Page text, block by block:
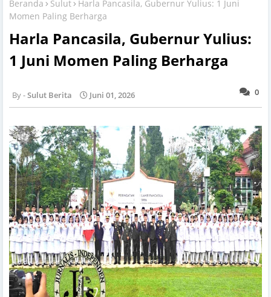
Beranda Sulut
Harla Pancasila, Gubernur Yulius: 1 Juni
Momen Paling Berharga
Harla Pancasila, Gubernur Yulius:
1 Juni Momen Paling Berharga
0
Sulut Berita Juni 01, 2026